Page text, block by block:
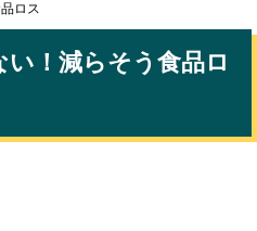
ロス
！減らそう食品ロ